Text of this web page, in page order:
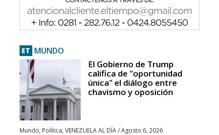
ET MUNDO
El Gobierno de Trump
califica de "oportunidad
única" el diálogo entre
chavismo y oposición
Mundo, Política, VENEZUELA AL DÍA/Agosto 6, 2026